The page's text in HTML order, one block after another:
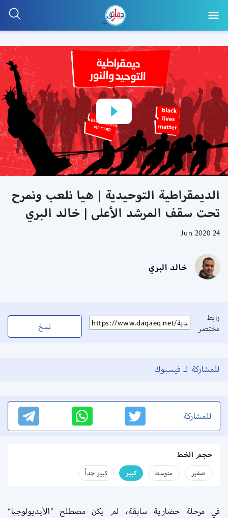
الديمقراطية التوحيدية | هيا نلعب ونمرح
تحت سقف المرشد الأعلى | خالد البري
24 Jun 2020
خالد البري
رابط
مختصر
نسخ
للمشاركة لـ فيسبوك
للمشاركة
حجم الخط
صفير متوسط كبير كبير جداً
في مرحلة حضارية سابقة، لم يكن مصطلح ”الأيديولوجيا“